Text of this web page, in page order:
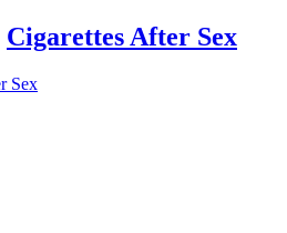
Cigarettes After Sex